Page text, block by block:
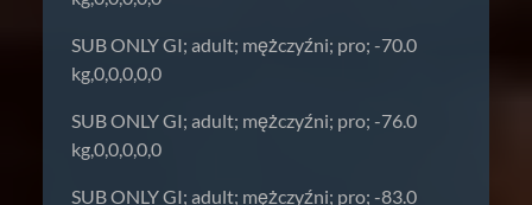
SUB ONLY GI; adult; mężczyźni; pro; -70.0
kg,0,0,0,0,0
SUB ONLY GI; adult; mężczyźni; pro; -76.0
kg,0,0,0,0,0
SUB ONLY GI; adult; mężczyźni; pro; -83.0